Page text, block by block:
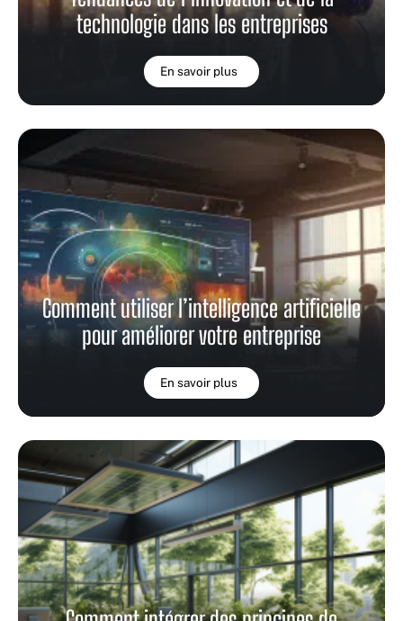
technologie dans les entreprises
En savoir plus
Comment utiliser l’intelligence artificielle
pour améliorer votre entreprise
En savoir plus